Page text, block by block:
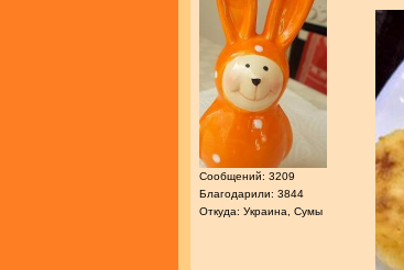
Сообщений: 3209
Благодарили: 3844
Откуда: Украина, Сумы